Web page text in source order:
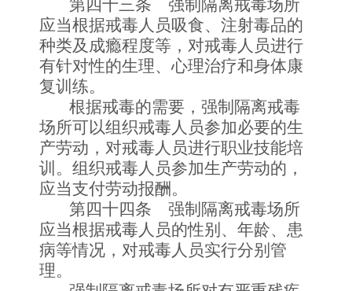
第四十三条 强制隔离戒毒场所
应当根据戒毒人员吸食、注射毒品的
种类及成瘾程度等，对戒毒人员进行
有针对性的生理、心理治疗和身体康
复训练。
根据戒毒的需要，强制隔离戒毒
场所可以组织戒毒人员参加必要的生
产劳动，对戒毒人员进行职业技能培
训。组织戒毒人员参加生产劳动的，
应当支付劳动报酬。
第四十四条 强制隔离戒毒场所
应当根据戒毒人员的性别、年龄、患
病等情况，对戒毒人员实行分别管
理。